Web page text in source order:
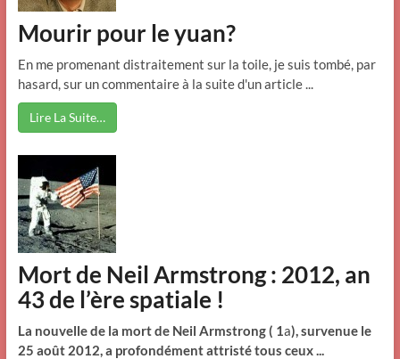
Mourir pour le yuan?
En me promenant distraitement sur la toile, je suis tombé, par
hasard, sur un commentaire à la suite d'un article ...
Lire La Suite…
Mort de Neil Armstrong : 2012, an
43 de l’ère spatiale !
La nouvelle de la mort de Neil Armstrong ( 1a), survenue le
25 août 2012, a profondément attristé tous ceux ...